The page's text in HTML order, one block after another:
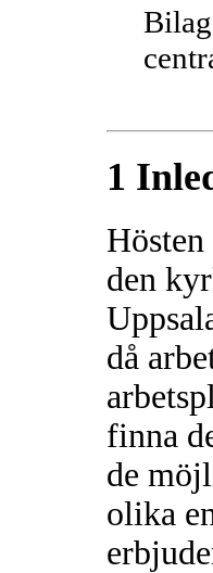
1
den
då
finna
de
olika